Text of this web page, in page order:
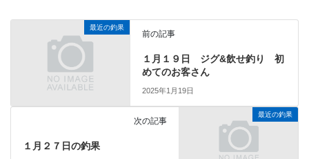
最近の釣果
前の記事
１月１９日 ジグ&飲せ釣り 初
めてのお客さん
2025年1月19日
最近の釣果
次の記事
１月２７日の釣果